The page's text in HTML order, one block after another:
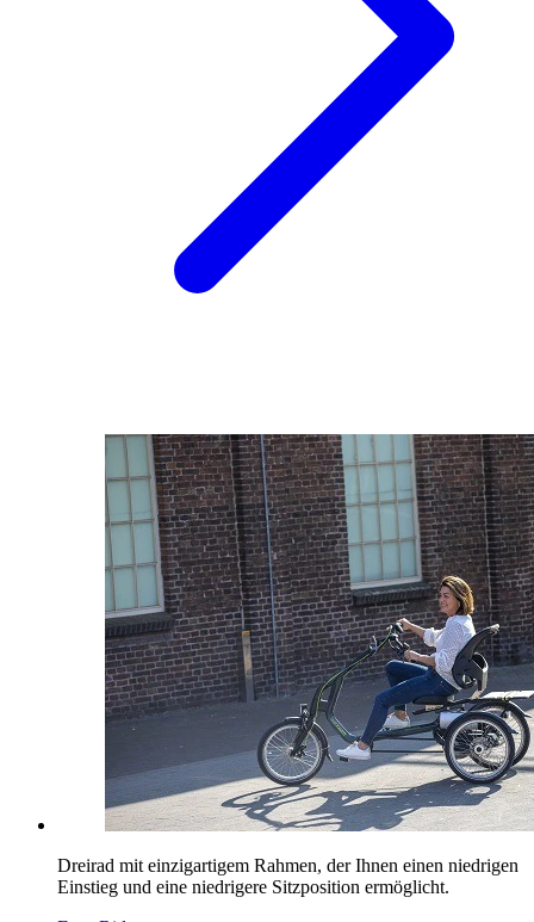
Dreirad mit einzigartigem Rahmen, der Ihnen einen niedrigen
Einstieg und eine niedrigere Sitzposition ermöglicht.